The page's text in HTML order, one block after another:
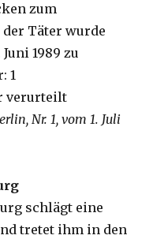
zum
Täter wurde
1989 zu
1
verurteilt
Nr. 1, vom 1. Juli
schlägt eine
tretet ihm in den